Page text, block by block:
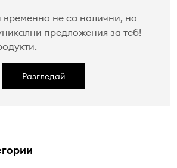
временно не са налични, но
предложения за теб!
Разгледай